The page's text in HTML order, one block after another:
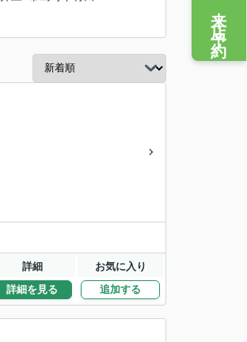
詳細 お気に入り
詳細を見る 追加する
来店予約